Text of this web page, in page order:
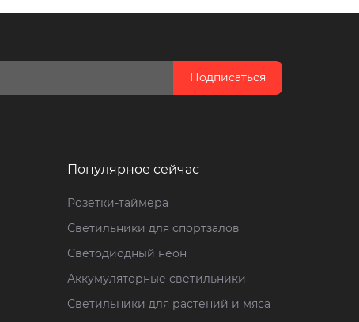
Подписаться
Популярное сейчас
Розетки-таймера
Светильники для спортзалов
Светодиодный неон
Аккумуляторные светильники
Светильники для растений и мяса